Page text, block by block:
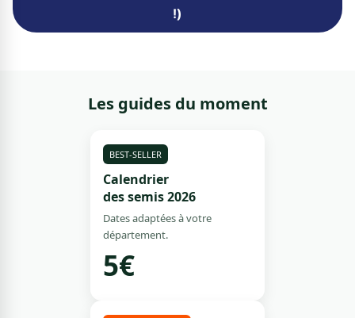
!)
Les guides du moment
BEST-SELLER
Calendrier
des semis 2026
Dates adaptées à votre
département.
5€